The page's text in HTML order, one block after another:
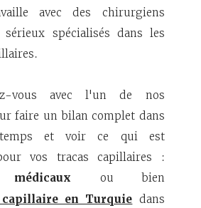
avec des chirurgiens
spécialisés dans les
vous avec l'un de nos
faire un bilan complet dans
et voir ce qui est
vos tracas capillaires :
ou bien
en Turquie dans